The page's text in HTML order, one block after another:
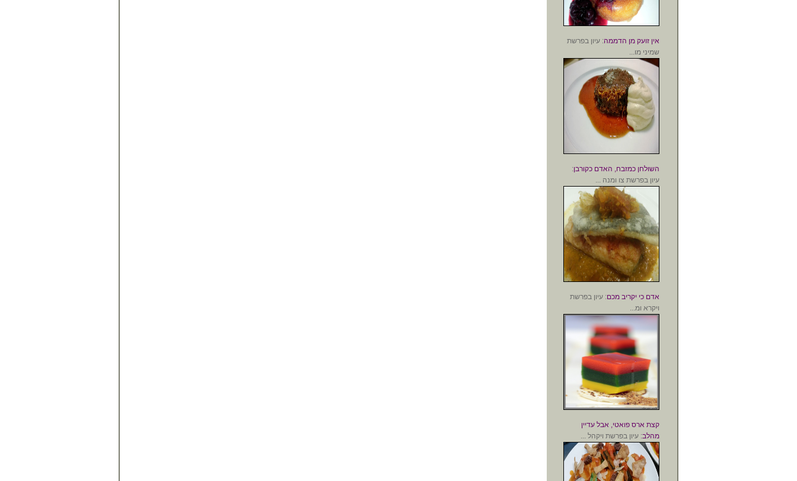
אין זועק מן הדממה: עיון בפרשת
שמיני מו...
השולחן כמזבח, האדם כקורבן:
עיון בפרשת צו ומנה ...
אדם כי יקריב מכם: עיון בפרשת
ויקרא ומ...
קצת ארס פואטי, אבל עדיין
מהלב: עיון בפרשת ויקהל ...